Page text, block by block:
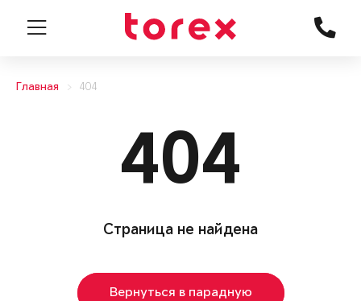
Главная 404
404
Страница не найдена
Вернуться в парадную